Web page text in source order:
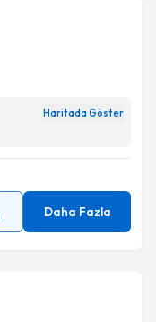
Haritada Göster
Daha Fazla